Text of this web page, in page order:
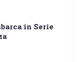
in Serie